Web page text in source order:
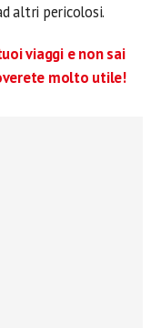
altri pericolosi.
viaggi e non sai
molto utile!